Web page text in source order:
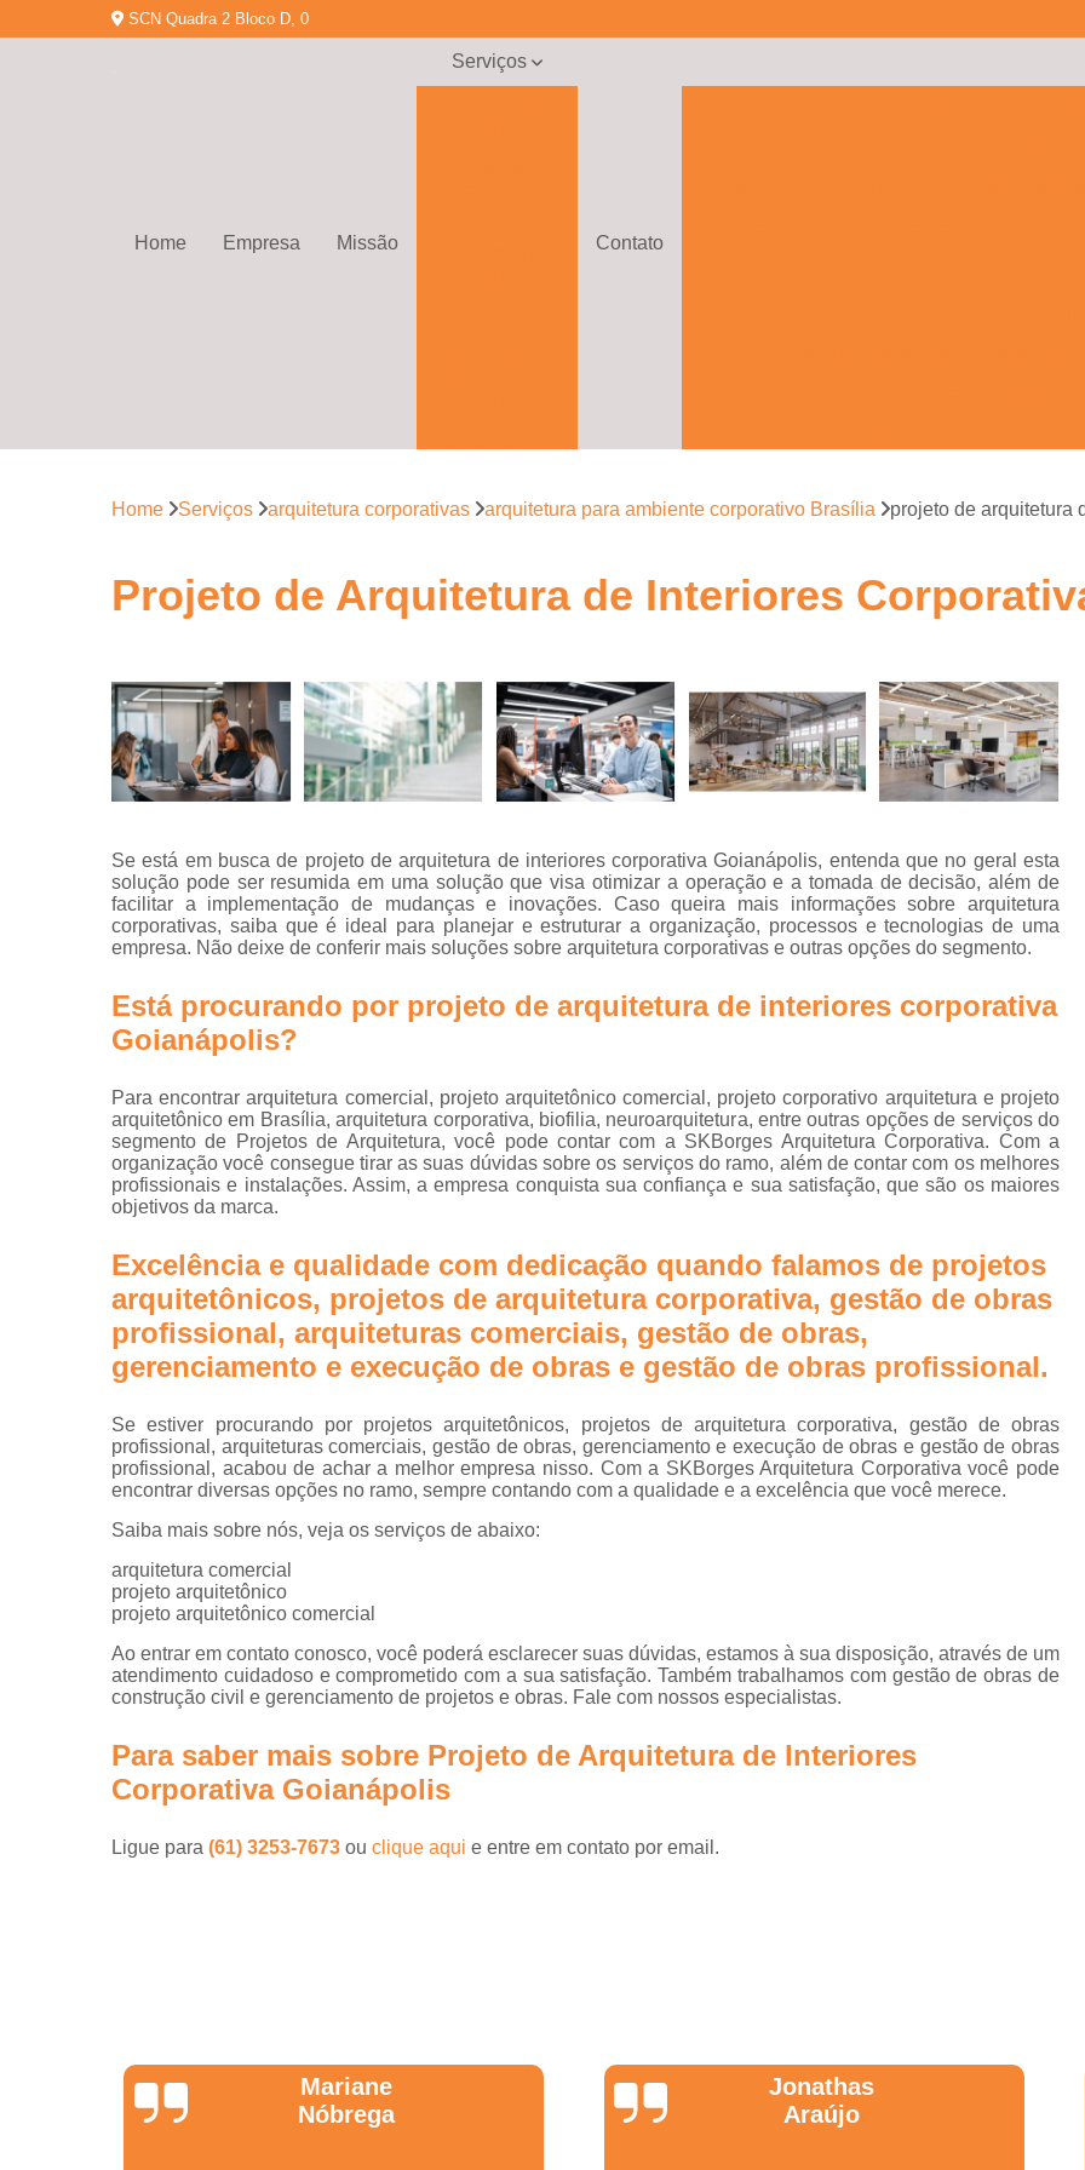
SCN Quadra 2 Bloco D, 0
Home Empresa Missão
Serviços
Gerenciamento
Neuro
arquitetura
Projeto de
escritório
escritórios
Projeto turn
key
Projetos de
escritórios
Projetos turn
key
Contato
Arquitetura com
Arquitetura
Arquitetura Corporativa
Arquitetura Corporativa Comercial Goiânia
Arquitetura
Arquitetura Corporativa Estilo
Arquitetura Corporativa em Brasília
Arquitetura Corporativo
Escritório de Arquitetura
Biofilia na Arquitetura Corporativa
Design Biofílico
Design Biofílico
Design Biofílico em Goiânia
Arquitetura
Arquitetura de Salas
Arquitetura para Sala
Escritório
Escritório de Arquitetura
Escritório de Arquitetura
Escritório de
Projeto de Arquitetura Corporativa em
Empresa de Arquitetura para
Empresa de Gerenciamento
Gerenciadoras
Gerenciamento de
Home Serviços arquitetura corporativas arquitetura para ambiente corporativo Brasília projeto de arquitetura
Projeto de Arquitetura de Interiores
Se está em busca de projeto de arquitetura de interiores corporativa Goianápolis, entenda que no geral esta
solução pode ser resumida em uma solução que visa otimizar a operação e a tomada de decisão, além de
facilitar a implementação de mudanças e inovações. Caso queira mais informações sobre arquitetura
corporativas, saiba que é ideal para planejar e estruturar a organização, processos e tecnologias de uma
empresa. Não deixe de conferir mais soluções sobre arquitetura corporativas e outras opções do segmento.
Está procurando por projeto de arquitetura de interiores corporativa
Goianápolis?
Para encontrar arquitetura comercial, projeto arquitetônico comercial, projeto corporativo arquitetura e projeto
arquitetônico em Brasília, arquitetura corporativa, biofilia, neuroarquitetura, entre outras opções de serviços do
segmento de Projetos de Arquitetura, você pode contar com a SKBorges Arquitetura Corporativa. Com a
organização você consegue tirar as suas dúvidas sobre os serviços do ramo, além de contar com os melhores
profissionais e instalações. Assim, a empresa conquista sua confiança e sua satisfação, que são os maiores
objetivos da marca.
Excelência e qualidade com dedicação quando falamos de projetos
arquitetônicos, projetos de arquitetura corporativa, gestão de obras
profissional, arquiteturas comerciais, gestão de obras,
gerenciamento e execução de obras e gestão de obras profissional.
Se estiver procurando por projetos arquitetônicos, projetos de arquitetura corporativa, gestão de obras
profissional, arquiteturas comerciais, gestão de obras, gerenciamento e execução de obras e gestão de obras
profissional, acabou de achar a melhor empresa nisso. Com a SKBorges Arquitetura Corporativa você pode
encontrar diversas opções no ramo, sempre contando com a qualidade e a excelência que você merece.
Saiba mais sobre nós, veja os serviços de abaixo:
arquitetura comercial
projeto arquitetônico
projeto arquitetônico comercial
Ao entrar em contato conosco, você poderá esclarecer suas dúvidas, estamos à sua disposição, através de um
atendimento cuidadoso e comprometido com a sua satisfação. Também trabalhamos com gestão de obras de
construção civil e gerenciamento de projetos e obras. Fale com nossos especialistas.
Para saber mais sobre Projeto de Arquitetura de Interiores
Corporativa Goianápolis
Ligue para (61) 3253-7673 ou clique aqui e entre em contato por email.
Jonathas
Araújo
Wanessa
Marques